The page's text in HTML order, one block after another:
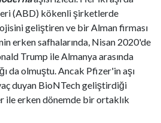
(ABD) kökenli şirketlerde
geliştiren ve bir Alman firması
erken safhalarında, Nisan 2020'de
Trump ile Almanya arasında
da olmuştu. Ancak Pfizer'in aşı
duyan BioNTech geliştirdiği
ile erken dönemde bir ortaklık